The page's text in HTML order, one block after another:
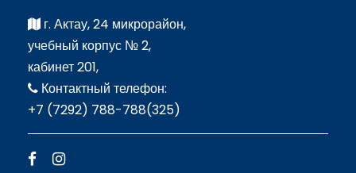
г. Актау, 24 микрорайон,
учебный корпус № 2,
кабинет 201,
Контактный телефон:
+7 (7292) 788-788(325)